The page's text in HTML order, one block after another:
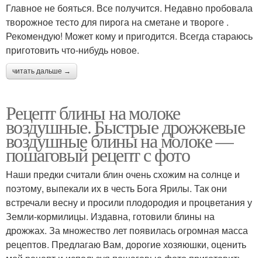
Главное не бояться. Все получится. Недавно пробовала
творожное тесто для пирога на сметане и твороге .
Рекомендую! Может кому и пригодится. Всегда стараюсь
приготовить что-нибудь новое.
читать дальше →
Рецепт блины на молоке
воздушные. Быстрые дрожжевые
воздушные блины на молоке —
пошаговый рецепт с фото
Наши предки считали блин очень схожим на солнце и
поэтому, выпекали их в честь Бога Ярилы. Так они
встречали весну и просили плодородия и процветания у
Земли-кормилицы. Издавна, готовили блины на
дрожжах. За множество лет появилась огромная масса
рецептов. Предлагаю Вам, дорогие хозяюшки, оценить